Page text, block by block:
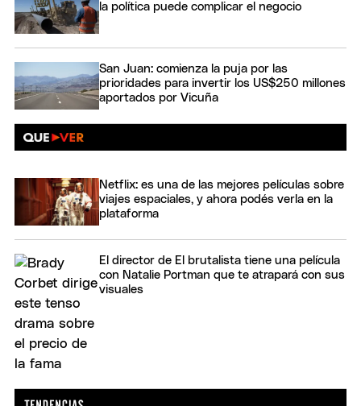
la política puede complicar el negocio
San Juan: comienza la puja por las
prioridades para invertir los US$250 millones
aportados por Vicuña
Netflix: es una de las mejores películas sobre
viajes espaciales, y ahora podés verla en la
plataforma
El director de El brutalista tiene una película
con Natalie Portman que te atrapará con sus
visuales